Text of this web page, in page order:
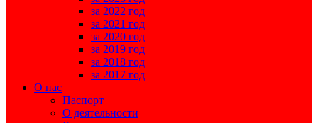
за 2022 год
за 2021 год
за 2020 год
за 2019 год
за 2018 год
за 2017 год
О нас
Паспорт
О деятельности